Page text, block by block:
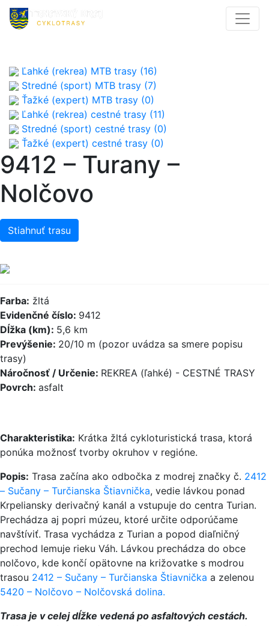
Ľahké (rekrea) MTB trasy (16)
Stredné (sport) MTB trasy (7)
Ťažké (expert) MTB trasy (0)
Ľahké (rekrea) cestné trasy (11)
Stredné (sport) cestné trasy (0)
Ťažké (expert) cestné trasy (0)
9412 – Turany –
Nolčovo
Stiahnuť trasu
Farba: žltá
Evidenčné číslo: 9412
Dĺžka (km): 5,6 km
Prevýšenie: 20/10 m (pozor uvádza sa smere popisu
trasy)
Náročnosť / Určenie: REKREA (ľahké) - CESTNÉ TRASY
Povrch: asfalt
Charakteristika: Krátka žltá cykloturistická trasa, ktorá
ponúka možnosť tvorby okruhov v regióne.
Popis: Trasa začína ako odbočka z modrej značky č. 2412
– Sučany – Turčianska Štiavnička, vedie lávkou ponad
Krpeliansky derivačný kanál a vstupuje do centra Turian.
Prechádza aj popri múzeu, ktoré určite odporúčame
navštíviť. Trasa vychádza z Turian a popod diaľničný
prechod lemuje rieku Váh. Lávkou prechádza do obce
nolčovo, kde končí opätovne na križovatke s modrou
trasou 2412 – Sučany – Turčianska Štiavnička a zelenou
5420 – Nolčovo – Nolčovská dolina.
Trasa je v celej dĺžke vedená po asfaltových cestách.